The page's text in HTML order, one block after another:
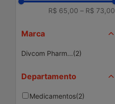
R$ 65,00 – R$ 73,00
Marca
Divcom Pharm...(2)
Departamento
Medicamentos(2)